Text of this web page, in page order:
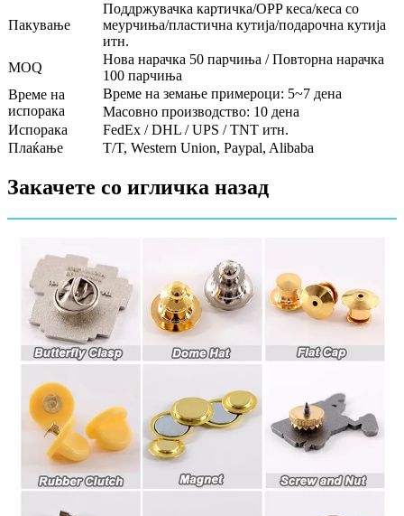
Пакување
Поддржувачка картичка/OPP кеса/кеса со
меурчиња/пластична кутија/подарочна кутија
итн.
MOQ
Нова нарачка 50 парчиња / Повторна нарачка
100 парчиња
Време на
испорака
Време на земање примероци: 5~7 дена
Масовно производство: 10 дена
Испорака
FedEx / DHL / UPS / TNT итн.
Плаќање
T/T, Western Union, Paypal, Alibaba
Закачете со игличка назад